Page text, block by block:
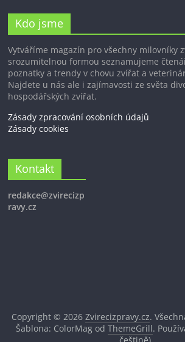
Kdo jsme
Vytváříme magazín pro všechny milovníky
srozumitelnou formou seznamujeme
poznatky a trendy v chovu zvířat a
Najdete u nás ale i zajímavosti ze světa
hospodářských zvířat.
Zásady zpracování osobních údajů
Zásady cookies
Kontakt
redakce@zvirecizp
ravy.cz
Copyright © 2026 Zvirecizpravy.cz.
Šablona: ColorMag od ThemeGrill.